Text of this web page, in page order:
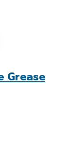
Grease